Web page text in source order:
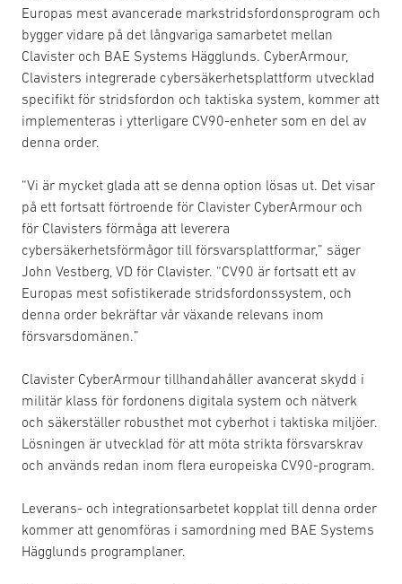
Europas mest avancerade markstridsfordonsprogram och
bygger vidare på det långvariga samarbetet mellan
Clavister och BAE Systems Hägglunds. CyberArmour,
Clavisters integrerade cybersäkerhetsplattform utvecklad
specifikt för stridsfordon och taktiska system, kommer att
implementeras i ytterligare CV90-enheter som en del av
denna order.
“Vi är mycket glada att se denna option lösas ut. Det visar
på ett fortsatt förtroende för Clavister CyberArmour och
för Clavisters förmåga att leverera
cybersäkerhetsförmågor till försvarsplattformar,” säger
John Vestberg, VD för Clavister. “CV90 är fortsatt ett av
Europas mest sofistikerade stridsfordonssystem, och
denna order bekräftar vår växande relevans inom
försvarsdomänen.”
Clavister CyberArmour tillhandahåller avancerat skydd i
militär klass för fordonens digitala system och nätverk
och säkerställer robusthet mot cyberhot i taktiska miljöer.
Lösningen är utvecklad för att möta strikta försvarskrav
och används redan inom flera europeiska CV90-program.
Leverans- och integrationsarbetet kopplat till denna order
kommer att genomföras i samordning med BAE Systems
Hägglunds programplaner.